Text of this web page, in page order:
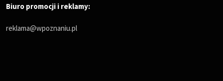
Biuro promocji i reklamy:
reklama@wpoznaniu.pl